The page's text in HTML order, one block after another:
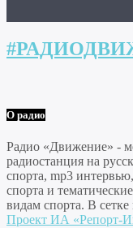
О радио
Радио «Движение» -
радиостанция на
спорта, mp3
спорта и
видам спорта. В
Проект ИА «Репорт-